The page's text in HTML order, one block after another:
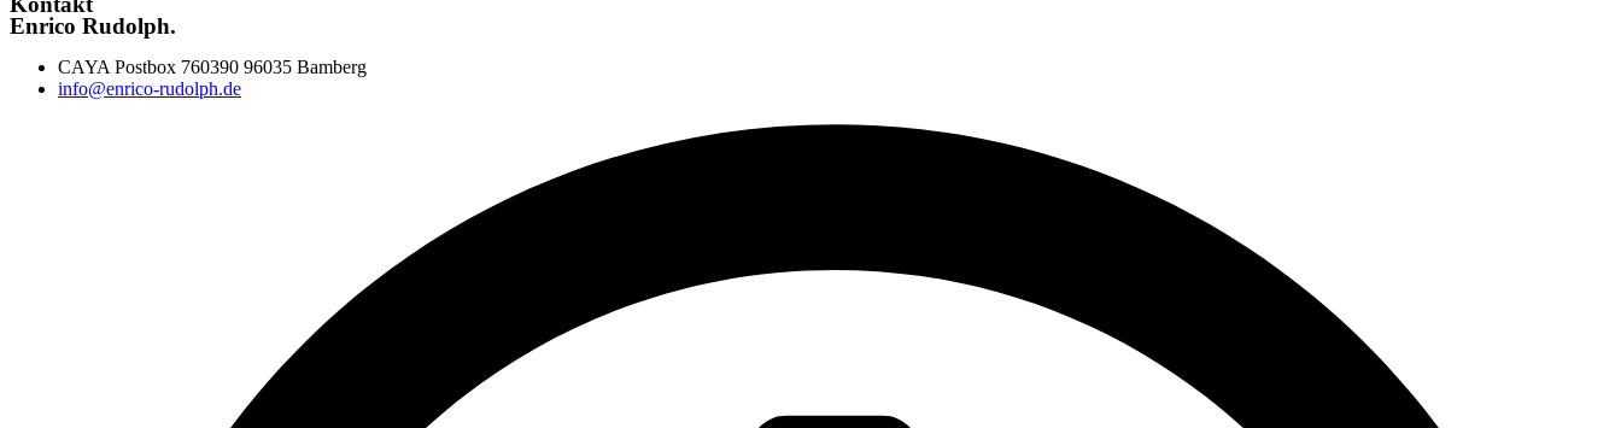
Enrico Rudolph.
CAYA Postbox 760390 96035 Bamberg
info@enrico-rudolph.de